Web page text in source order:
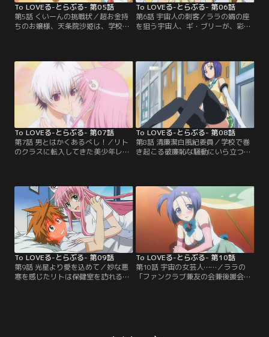
To LOVEる-とらぶる- 第05話
第5話 くいーんの挑戦状／超お金持
ちのお嬢様、天条院沙姫は、学校一
るや、彼を奪おうとしたり。企みは
ことごとく失敗に終わるが、めげな
い沙姫は、ララが宇宙人なのを隠し
ていることを、何か恥ずかしい秘密
があるのだと思い込み、それを暴こ
うと結城家に潜入する。
To LOVEる-とらぶる- 第06話
第6話 宇宙人の刺客／ララの婿の座
を狙う宇宙人、ギ・ブリーが、彩南
びき出し、ララとの婚約を解消する
よう告げる。さらにはリトを追って
きたララに、結婚を迫るが…。ギ・
ブリーの真の目的はララとの結婚で
はなく、デビルーク王の後継者とな
り…。
To LOVEる-とらぶる- 第07話
第7話 男とはかくあるべし！／リト
のクラスに転入してきた美少年レ
らしくなったら結婚してくれる」と
いう約束を胸に、これまで男を磨き
続けてきたのだ。自分の男らしさを
証明しララをその腕に抱くため、レ
ンはリトに「君からララを取り戻
す」と宣言する。
To LOVEる-とらぶる- 第08話
第8話 清廉潔白風紀委員／学校で巻
き起こる破廉恥な騒動にいら立つ風
リトが女子達をたぶらかし、その結
果風紀が乱れていると考え、校長に
働きかけてリトへの「二週間の女子
との会話禁止」という処分を下させ
る。だがララ達が起こす騒ぎは、ま
ったく納まる気配がなかった。
To LOVEる-とらぶる- 第09話
第9話 光星より愛を込めて／妙な悪
寒を感じたリトは保健室を訪れる
だ。その頃、ロケットスーツを身に
To LOVEる-とらぶる- 第10話
第10話 宇宙の女芸人……／ララの
「ファンクラブ兼友の会兼後援会の
る。やむなくステラは、代わりの人